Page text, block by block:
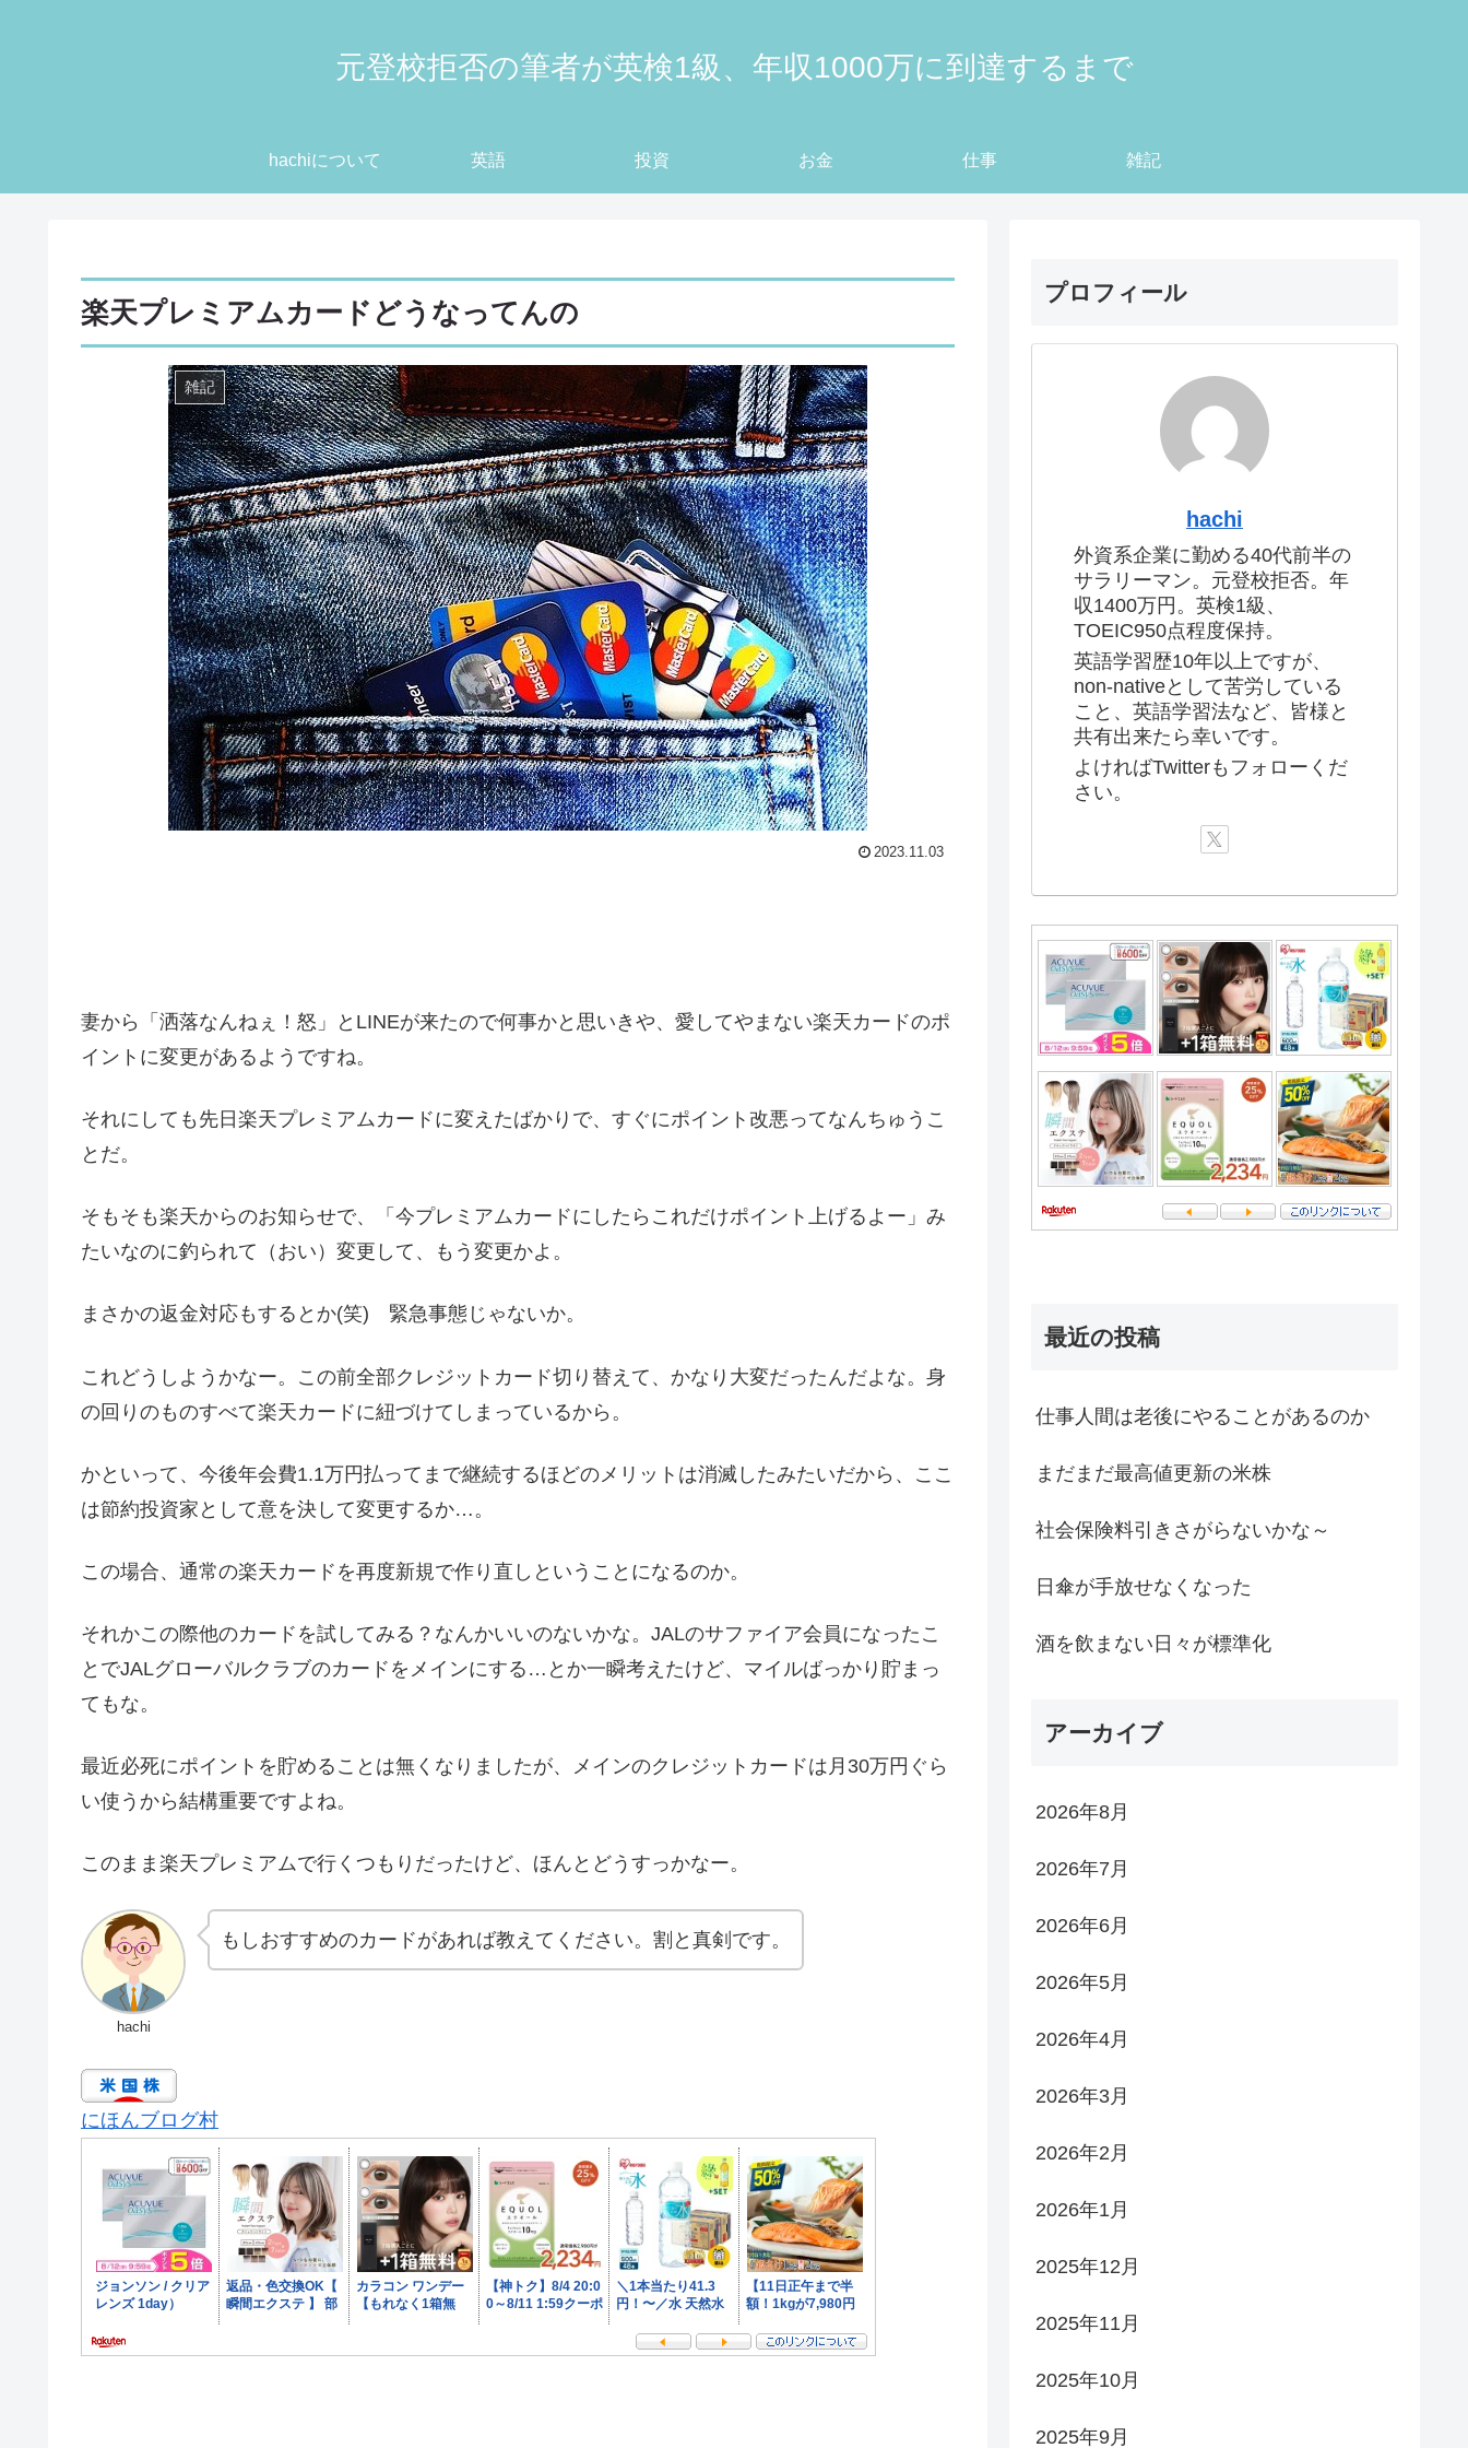
元登校拒否の筆者が英検1級、年収1000万に到達するまで
hachiについて 英語 投資 お金 仕事 雑記
楽天プレミアムカードどうなってんの
雑記
2023.11.03
妻から「洒落なんねぇ！怒」とLINEが来たので何事かと思いきや、愛してやまない楽天カードのポ
イントに変更があるようですね。
それにしても先日楽天プレミアムカードに変えたばかりで、すぐにポイント改悪ってなんちゅうこ
とだ。
そもそも楽天からのお知らせで、「今プレミアムカードにしたらこれだけポイント上げるよー」み
たいなのに釣られて（おい）変更して、もう変更かよ。
まさかの返金対応もするとか(笑) 緊急事態じゃないか。
これどうしようかなー。この前全部クレジットカード切り替えて、かなり大変だったんだよな。身
の回りのものすべて楽天カードに紐づけてしまっているから。
かといって、今後年会費1.1万円払ってまで継続するほどのメリットは消滅したみたいだから、ここ
は節約投資家として意を決して変更するか…。
この場合、通常の楽天カードを再度新規で作り直しということになるのか。
それかこの際他のカードを試してみる？なんかいいのないかな。JALのサファイア会員になったこ
とでJALグローバルクラブのカードをメインにする…とか一瞬考えたけど、マイルばっかり貯まっ
てもな。
最近必死にポイントを貯めることは無くなりましたが、メインのクレジットカードは月30万円ぐら
い使うから結構重要ですよね。
このまま楽天プレミアムで行くつもりだったけど、ほんとどうすっかなー。
hachi
もしおすすめのカードがあれば教えてください。割と真剣です。
にほんブログ村
プロフィール
hachi
外資系企業に勤める40代前半の
サラリーマン。元登校拒否。年
収1400万円。英検1級、
TOEIC950点程度保持。
英語学習歴10年以上ですが、
non-nativeとして苦労している
こと、英語学習法など、皆様と
共有出来たら幸いです。
よければTwitterもフォローくだ
さい。
最近の投稿
仕事人間は老後にやることがあるのか
まだまだ最高値更新の米株
社会保険料引きさがらないかな～
日傘が手放せなくなった
酒を飲まない日々が標準化
アーカイブ
2026年8月
2026年7月
2026年6月
2026年5月
2026年4月
2026年3月
2026年2月
2026年1月
2025年12月
2025年11月
2025年10月
2025年9月